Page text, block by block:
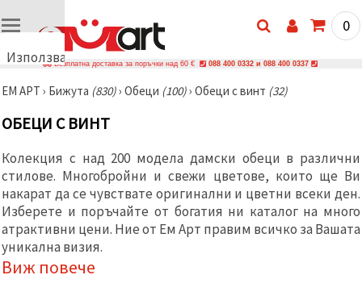
Използваме
🍪
бисквитки
и подобни
за да
осигурим
работа на
сайта, да
подобрим
твоето
изживяване
и, с твое
съгласие,
0
Безплатна доставка за поръчки над 60 € 088 400 0332 и 088 400 0337
ЕМ АРТ › Бижутa (830)› Обеци (100)› Обеци с винт (32)
ОБЕЦИ С ВИНТ
Колекция с над 200 модела дамски обеци в различни
стилове. Многобройни и свежи цветове, които ще Ви
накарат да се чувствате оригинални и цветни всеки ден.
Изберете и поръчайте от богатия ни каталог на много
атрактивни цени. Ние от Ем Арт правим всичко за Вашата
уникална визия.
Виж повече